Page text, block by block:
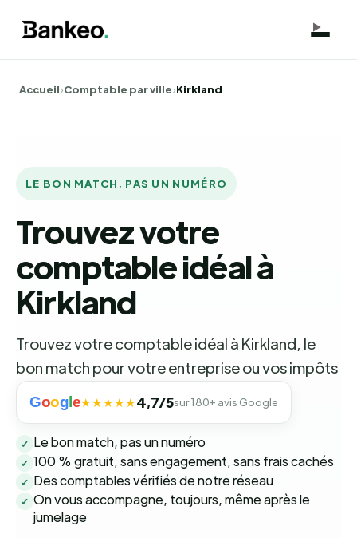
Accueil›Comptable par ville›Kirkland
LE BON MATCH, PAS UN NUMÉRO
Trouvez votre
comptable idéal à
Kirkland
Trouvez votre comptable idéal à Kirkland, le
bon match pour votre entreprise ou vos impôts
Goog e★★★★★4,7/5sur 180+ avis Google
✓ Le bon match, pas un numéro
✓ 100 % gratuit, sans engagement, sans frais cachés
✓ Des comptables vérifiés de notre réseau
✓ On vous accompagne, toujours, même après le
jumelage